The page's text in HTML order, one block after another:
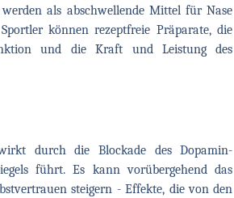
als abschwellende Mittel für Nase
können rezeptfreie Präparate, die
und die Kraft und Leistung des
durch die Blockade des Dopamin-
führt. Es kann vorübergehend das
steigern - Effekte, die von den